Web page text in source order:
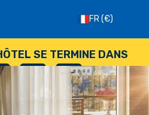
FR(€)
SE TERMINE DANS
: --
SECONDES